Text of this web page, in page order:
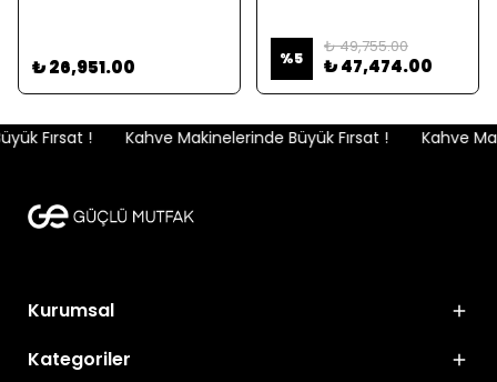
₺ 26,951.00 %5
₺ 49,755.00
₺ 47,474.00
Fırsat ! Kahve Makinelerinde Büyük Fırsat ! Kahve
Kurumsal
Kategoriler